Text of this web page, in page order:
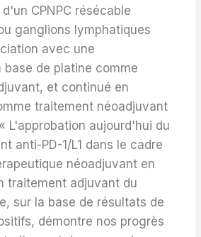
CPNPC résécable
ganglions lymphatiques
avec une
base de platine comme
et continué en
traitement néoadjuvant
L'approbation aujourd'hui du
anti-PD-1/L1 dans le cadre
néoadjuvant en
traitement adjuvant du
sur la base de résultats de
démontre nos progrès